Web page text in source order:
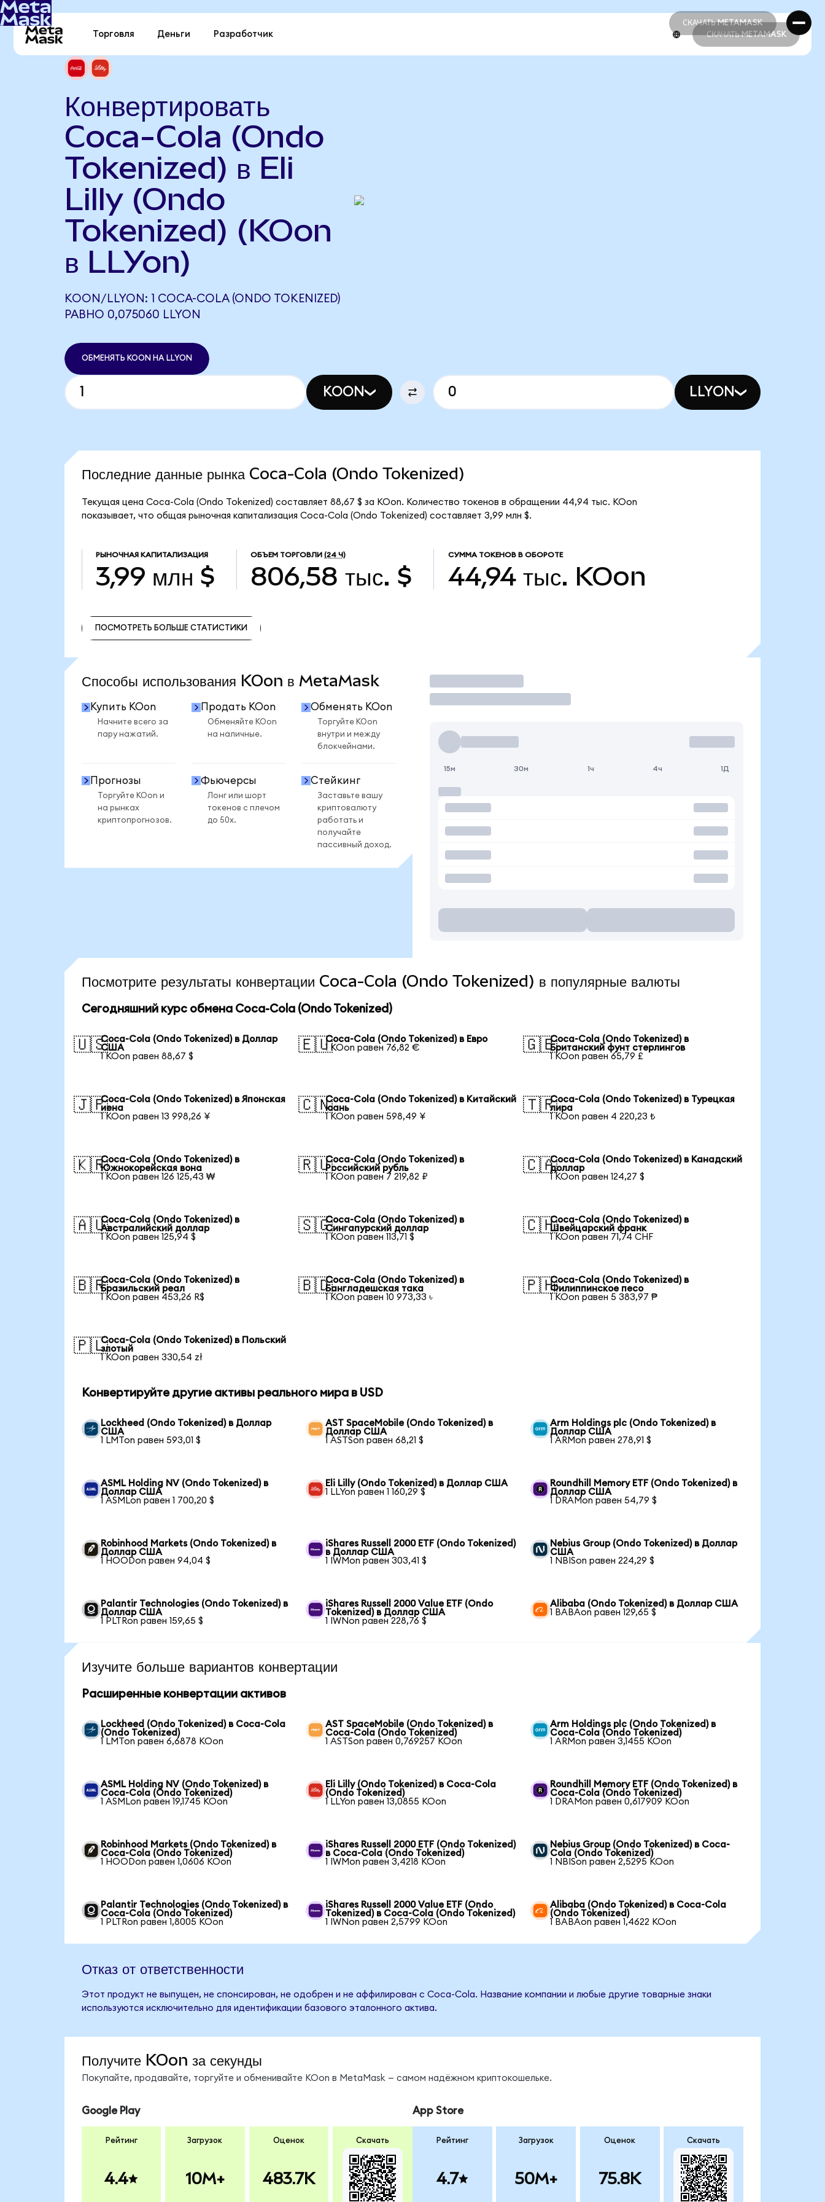
СКАЧАТЬ METAMASK
СКАЧАТЬ METAMASK
Торговля Деньги Разработчик СКАЧАТЬ METAMASK
Конвертировать
Coca-Cola (Ondo
Tokenized) в Eli
Lilly (Ondo
Tokenized) (KOon
в LLYon)
KOON/LLYON: 1 COCA-COLA (ONDO TOKENIZED)
РАВНО 0,075060 LLYON
ОБМЕНЯТЬ KOON НА LLYON
KOON LLYON
Последние данные рынка Coca-Cola (Ondo Tokenized)
Текущая цена Coca-Cola (Ondo Tokenized) составляет 88,67 $ за KOon. Количество токенов в обращении 44,94 тыс. KOon
показывает, что общая рыночная капитализация Coca-Cola (Ondo Tokenized) составляет 3,99 млн $.
РЫНОЧНАЯ КАПИТАЛИЗАЦИЯ
3,99 млн $
ОБЪЕМ ТОРГОВЛИ (24 Ч)
806,58 тыс. $
СУММА ТОКЕНОВ В ОБОРОТЕ
44,94 тыс. KOon
ПОСМОТРЕТЬ БОЛЬШЕ СТАТИСТИКИ
Способы использования KOon в MetaMask
Купить KOon
Начните всего за
пару нажатий.
Продать KOon
Обменяйте KOon
на наличные.
Обменять KOon
Торгуйте KOon
внутри и между
блокчейнами.
Прогнозы
Торгуйте KOon и
на рынках
криптопрогнозов.
Фьючерсы
Лонг или шорт
токенов с плечом
до 50x.
Стейкинг
Заставьте вашу
криптовалюту
работать и
получайте
пассивный доход.
Торговать
15м 30м 1ч 4ч 1Д
Посмотрите результаты конвертации Coca-Cola (Ondo Tokenized) в популярные валюты
Сегодняшний курс обмена Coca-Cola (Ondo Tokenized)
🇺🇸Coca-Cola (Ondo Tokenized) в Доллар
США
1 KOon равен 88,67 $
🇪🇺Coca-Cola (Ondo Tokenized) в Евро
1 KOon равен 76,82 €
🇬🇧Coca-Cola (Ondo Tokenized) в
Британский фунт стерлингов
1 KOon равен 65,79 £
🇯🇵Coca-Cola (Ondo Tokenized) в Японская
иена
1 KOon равен 13 998,26 ¥
🇨🇳Coca-Cola (Ondo Tokenized) в Китайский
юань
1 KOon равен 598,49 ¥
🇹🇷Coca-Cola (Ondo Tokenized) в Турецкая
лира
1 KOon равен 4 220,23 ₺
🇰🇷Coca-Cola (Ondo Tokenized) в
Южнокорейская вона
1 KOon равен 126 125,43 ₩
🇷🇺Coca-Cola (Ondo Tokenized) в
Российский рубль
1 KOon равен 7 219,82 ₽
🇨🇦Coca-Cola (Ondo Tokenized) в Канадский
доллар
1 KOon равен 124,27 $
🇦🇺Coca-Cola (Ondo Tokenized) в
Австралийский доллар
1 KOon равен 125,94 $
🇸🇬Coca-Cola (Ondo Tokenized) в
Сингапурский доллар
1 KOon равен 113,71 $
🇨🇭Coca-Cola (Ondo Tokenized) в
Швейцарский франк
1 KOon равен 71,74 CHF
🇧🇷Coca-Cola (Ondo Tokenized) в
Бразильский реал
1 KOon равен 453,26 R$
🇧🇩Coca-Cola (Ondo Tokenized) в
Бангладешская така
1 KOon равен 10 973,33 ৳
🇵🇭Coca-Cola (Ondo Tokenized) в
Филиппинское песо
1 KOon равен 5 383,97 ₱
🇵🇱Coca-Cola (Ondo Tokenized) в Польский
злотый
1 KOon равен 330,54 zł
Конвертируйте другие активы реального мира в USD
Lockheed (Ondo Tokenized) в Доллар
США
1 LMTon равен 593,01 $
AST SpaceMobile (Ondo Tokenized) в
Доллар США
1 ASTSon равен 68,21 $
Arm Holdings plc (Ondo Tokenized) в
Доллар США
1 ARMon равен 278,91 $
ASML Holding NV (Ondo Tokenized) в
Доллар США
1 ASMLon равен 1 700,20 $
Eli Lilly (Ondo Tokenized) в Доллар США
1 LLYon равен 1 160,29 $
Roundhill Memory ETF (Ondo Tokenized) в
Доллар США
1 DRAMon равен 54,79 $
Robinhood Markets (Ondo Tokenized) в
Доллар США
1 HOODon равен 94,04 $
iShares Russell 2000 ETF (Ondo Tokenized)
в Доллар США
1 IWMon равен 303,41 $
Nebius Group (Ondo Tokenized) в Доллар
США
1 NBISon равен 224,29 $
Palantir Technologies (Ondo Tokenized) в
Доллар США
1 PLTRon равен 159,65 $
iShares Russell 2000 Value ETF (Ondo
Tokenized) в Доллар США
1 IWNon равен 228,76 $
Alibaba (Ondo Tokenized) в Доллар США
1 BABAon равен 129,65 $
Изучите больше вариантов конвертации
Расширенные конвертации активов
Lockheed (Ondo Tokenized) в Coca-Cola
(Ondo Tokenized)
1 LMTon равен 6,6878 KOon
AST SpaceMobile (Ondo Tokenized) в
Coca-Cola (Ondo Tokenized)
1 ASTSon равен 0,769257 KOon
Arm Holdings plc (Ondo Tokenized) в
Coca-Cola (Ondo Tokenized)
1 ARMon равен 3,1455 KOon
ASML Holding NV (Ondo Tokenized) в
Coca-Cola (Ondo Tokenized)
1 ASMLon равен 19,1745 KOon
Eli Lilly (Ondo Tokenized) в Coca-Cola
(Ondo Tokenized)
1 LLYon равен 13,0855 KOon
Roundhill Memory ETF (Ondo Tokenized) в
Coca-Cola (Ondo Tokenized)
1 DRAMon равен 0,617909 KOon
Robinhood Markets (Ondo Tokenized) в
Coca-Cola (Ondo Tokenized)
1 HOODon равен 1,0606 KOon
iShares Russell 2000 ETF (Ondo Tokenized)
в Coca-Cola (Ondo Tokenized)
1 IWMon равен 3,4218 KOon
Nebius Group (Ondo Tokenized) в Coca-
Cola (Ondo Tokenized)
1 NBISon равен 2,5295 KOon
Palantir Technologies (Ondo Tokenized) в
Coca-Cola (Ondo Tokenized)
1 PLTRon равен 1,8005 KOon
iShares Russell 2000 Value ETF (Ondo
Tokenized) в Coca-Cola (Ondo Tokenized)
1 IWNon равен 2,5799 KOon
Alibaba (Ondo Tokenized) в Coca-Cola
(Ondo Tokenized)
1 BABAon равен 1,4622 KOon
Отказ от ответственности
Этот продукт не выпущен, не спонсирован, не одобрен и не аффилирован с Coca-Cola. Название компании и любые другие товарные знаки
используются исключительно для идентификации базового эталонного актива.
Получите KOon за секунды
Покупайте, продавайте, торгуйте и обменивайте KOon в MetaMask — самом надёжном криптокошельке.
Google Play
Рейтинг
4.4
Загрузок
10M+
Оценок
483.7K
Скачать
App Store
Рейтинг
4.7
Загрузок
50M+
Оценок
75.8K
Скачать